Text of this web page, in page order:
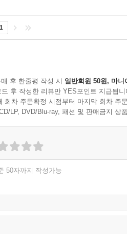
1
후 한줄평 작성 시 일반회원 50원, 마니
후 작성한 리뷰만 YES포인트 지급됩니
회차 주문확정 시점부터 마지막 회차 주
LP, DVD/Blu-ray, 패션 및 판매금지 상
50자까지 작성가능